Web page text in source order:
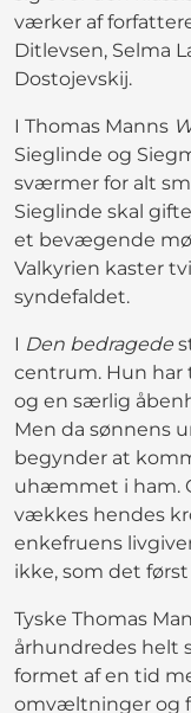
værker af
Ditlevsen, Selma
Dostojevskij.
I Thomas Manns
Sieglinde og
sværmer for alt
Sieglinde skal
et bevægende
Valkyrien kaster
syndefaldet.
I Den bedragede
centrum. Hun har
og en særlig
Men da sønnens
begynder at
uhæmmet i ham.
vækkes hendes
enkefruens
ikke, som det
Tyske Thomas
århundredes helt
formet af en tid
omvæltninger og